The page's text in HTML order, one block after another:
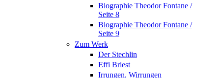
Biographie Theodor Fontane /
Seite 8
Biographie Theodor Fontane /
Seite 9
Zum Werk
Der Stechlin
Effi Briest
Irrungen, Wirrungen